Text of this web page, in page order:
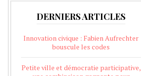
DERNIERS ARTICLES
Innovation civique : Fabien Aufrechter
bouscule les codes
Petite ville et démocratie participative,